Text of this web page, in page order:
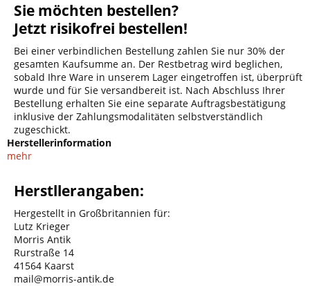
Sie möchten bestellen?
Jetzt risikofrei bestellen!
Bei einer verbindlichen Bestellung zahlen Sie nur 30% der
gesamten Kaufsumme an. Der Restbetrag wird beglichen,
sobald Ihre Ware in unserem Lager eingetroffen ist, überprüft
wurde und für Sie versandbereit ist. Nach Abschluss Ihrer
Bestellung erhalten Sie eine separate Auftragsbestätigung
inklusive der Zahlungsmodalitäten selbstverständlich
zugeschickt.
Herstellerinformation
mehr
Herstllerangaben:
Hergestellt in Großbritannien für:
Lutz Krieger
Morris Antik
Rurstraße 14
41564 Kaarst
mail@morris-antik.de